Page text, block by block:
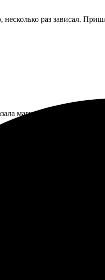
раз зависал.
магнитные календари.
Всё пришло быстро и в